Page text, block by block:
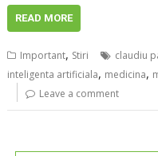
READ MORE
Important, Stiri claudiu
inteligenta artificiala, medicina,
Leave a comment